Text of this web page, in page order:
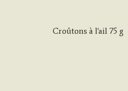
Croûtons à l'ail 75 g